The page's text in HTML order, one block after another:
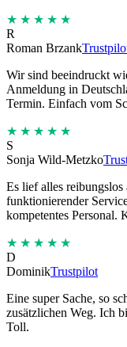
★★★★★
R
Roman Brzank
Wir sind beeindruckt
Anmeldung in
Termin. Einfach vom
★★★★★
S
Sonja Wild-Metzko
Es lief alles
funktionierender
kompetentes Personal.
★★★★★
D
DominikTrustpilot
Eine super Sache, so
zusätzlichen Weg. Ich
Toll.